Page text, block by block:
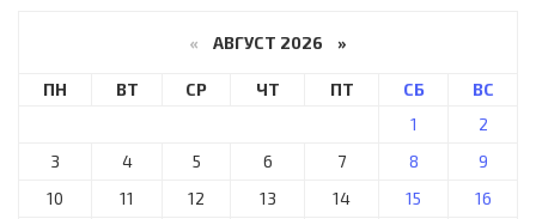
« АВГУСТ 2026 »
ПН ВТ СР ЧТ ПТ СБ
ВС
1
2
3
4 5 6 7 8
9
10
11 12 13 14 15
16